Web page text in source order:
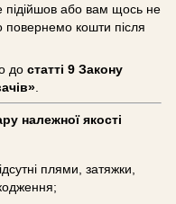
або вам щось не
кошти після
до статті 9 Закону
належної якості
плями, затяжки,